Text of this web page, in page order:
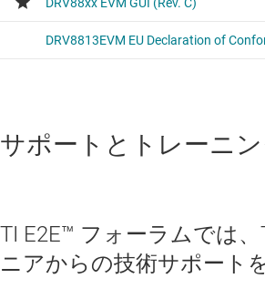
サポートとトレーニ
TI E2E™ フォーラムでは
ニアからの技術サポート